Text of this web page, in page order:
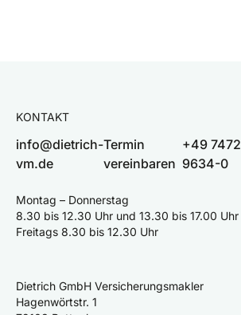
KONTAKT
info@dietrich-
vm.de
Termin
vereinbaren
+49 7472
9634-0
Montag – Donnerstag
8.30 bis 12.30 Uhr und 13.30 bis 17.00 Uhr
Freitags 8.30 bis 12.30 Uhr
Dietrich GmbH Versicherungsmakler
Hagenwörtstr. 1